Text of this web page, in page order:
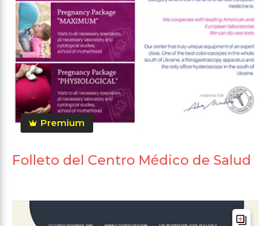
Premium
Folleto del Centro Médico de Salud